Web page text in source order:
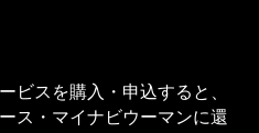
スを購入・申込すると、
ス・マイナビウーマンに還